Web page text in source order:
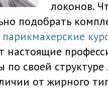
локонов.
подобрать
парикмахерские
настоящие
по своей
от жирного